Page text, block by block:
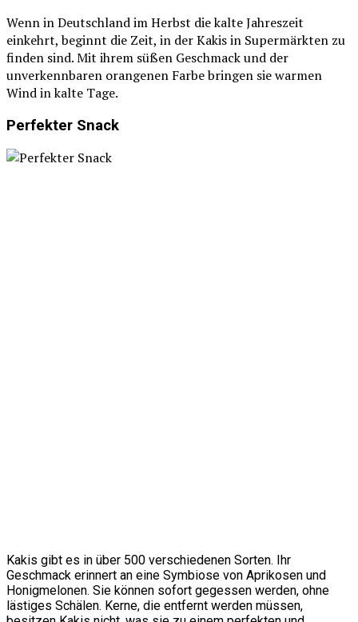
Wenn in Deutschland im Herbst die kalte Jahreszeit
einkehrt, beginnt die Zeit, in der Kakis in Supermärkten zu
finden sind. Mit ihrem süßen Geschmack und der
unverkennbaren orangenen Farbe bringen sie warmen
Wind in kalte Tage.
Perfekter Snack
Kakis gibt es in über 500 verschiedenen Sorten. Ihr
Geschmack erinnert an eine Symbiose von Aprikosen und
Honigmelonen. Sie können sofort gegessen werden, ohne
lästiges Schälen. Kerne, die entfernt werden müssen,